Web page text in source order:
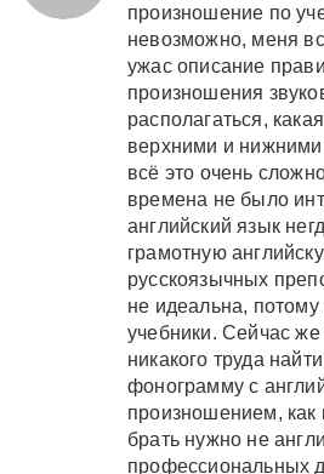
произношение по
невозможно, меня
ужас описание
произношения
располагаться,
верхними и
всё это очень
времена не было
английский язык
грамотную
русскоязычных
не идеальна,
учебники. Сейчас же
никакого труда
фонограмму с
произношением, как
брать нужно не
профессиональных